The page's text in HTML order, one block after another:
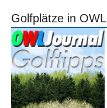
Golfplätze in OWL